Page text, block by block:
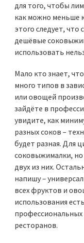
для того, чтобы
как можно меньше
этого следует,
дешёвые
использовать
Мало кто знает,
много типов в
или овощей
зайдёте в
увидите, как
разных соков –
будет разная. Для
соковыжималки, но
двух из них.
напишу –
всех фруктов и
использования
ресторанов.